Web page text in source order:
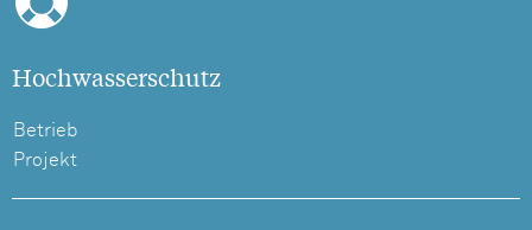
Hochwasserschutz
Betrieb
Projekt